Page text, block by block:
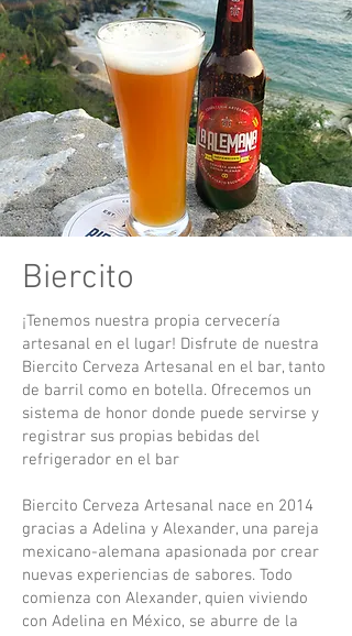
Biercito
¡Tenemos nuestra propia cervecería
artesanal en el lugar! Disfrute de nuestra
Biercito Cerveza Artesanal en el bar, tanto
de barril como en botella. Ofrecemos un
sistema de honor donde puede servirse y
registrar sus propias bebidas del
refrigerador en el bar
Biercito Cerveza Artesanal nace en 2014
gracias a Adelina y Alexander, una pareja
mexicano-alemana apasionada por crear
nuevas experiencias de sabores. Todo
comienza con Alexander, quien viviendo
con Adelina en México, se aburre de la